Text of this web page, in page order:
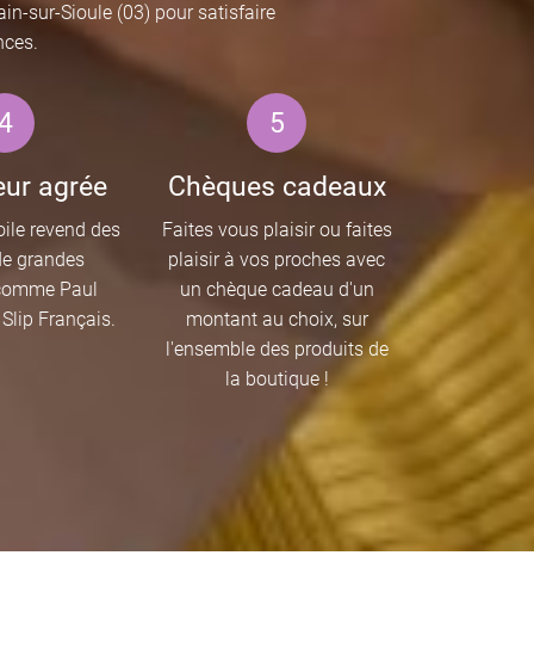
sur-Sioule (03) pour satisfaire
agrée
revend des
grandes
Paul
Français.
5
Chèques cadeaux
Faites vous plaisir ou faites
plaisir à vos proches avec
un chèque cadeau d'un
montant au choix, sur
l'ensemble des produits de
la boutique !